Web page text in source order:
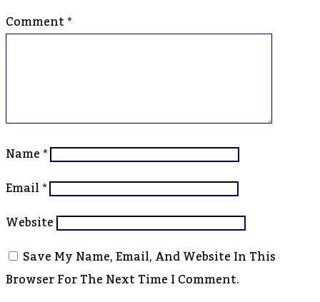
Comment*
Name*
Email*
Website
Save My Name, Email, And Website In This
Browser For The Next Time I Comment.